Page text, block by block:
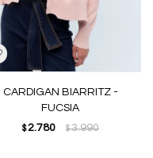
CARDIGAN BIARRITZ -
FUCSIA
$ 2.780 $3.990